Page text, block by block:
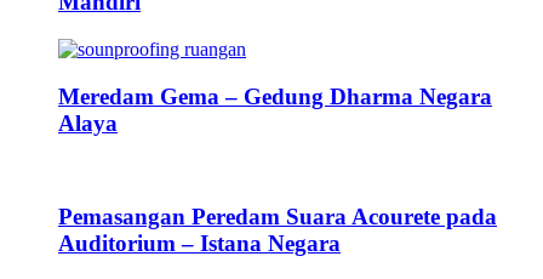
Meredam Gema – Gedung Dharma Negara
Alaya
Pemasangan Peredam Suara Acourete pada
Auditorium – Istana Negara